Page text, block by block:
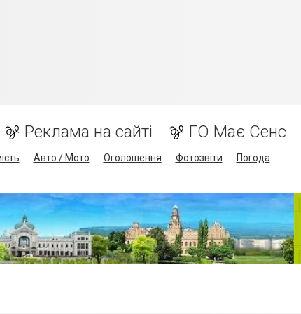
Реклама на сайті ГО Має Сенс
Авто / Мото Оголошення Фотозвіти
Погода